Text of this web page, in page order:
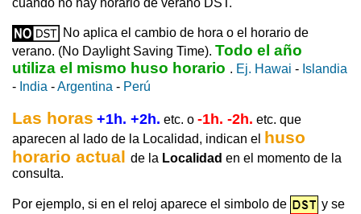
cuando no hay horario de verano DST.
No aplica el cambio de hora o el horario de
verano. (No Daylight Saving Time). Todo el año
utiliza el mismo huso horario . Ej. Hawai - Islandia
- India -Argentina - Perú
Las horas +1h. +2h. etc. o -1h. -2h. etc. que
aparecen al lado de la Localidad, indican el huso
horario actual de la Localidad en el momento de la
consulta.
Por ejemplo, si en el reloj aparece el simbolo de
y se